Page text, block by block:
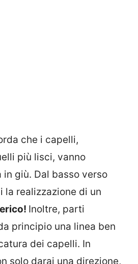
che i capelli,
più lisci, vanno
giù. Dal basso verso
la realizzazione di un
Inoltre, parti
principio una linea ben
dei capelli. In
solo darai una direzione,